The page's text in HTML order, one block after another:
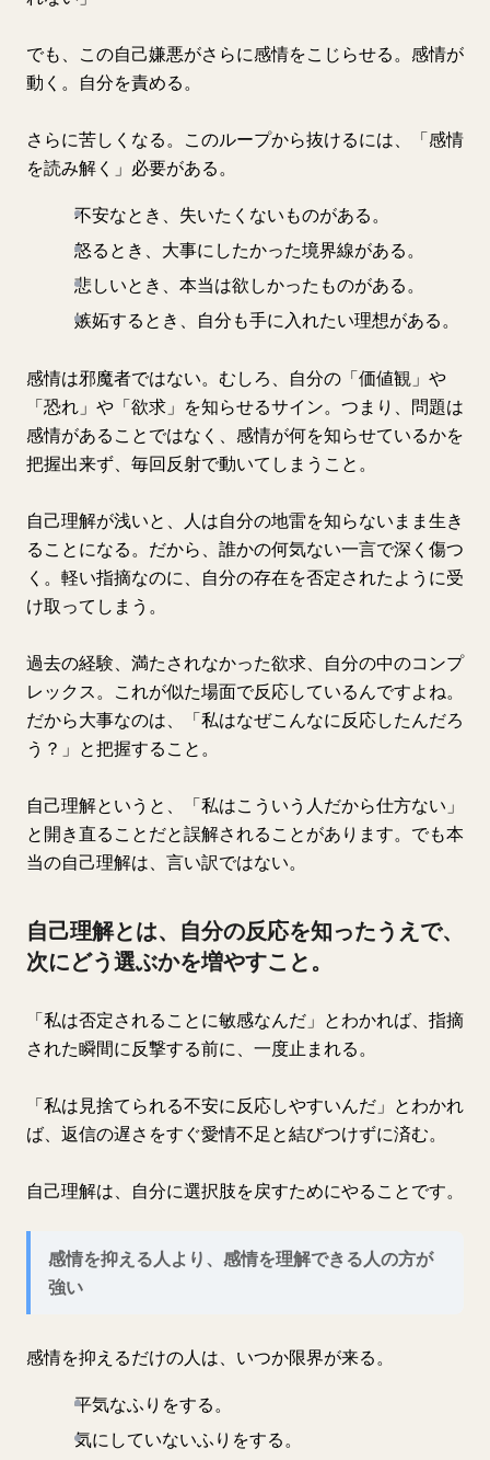
でも、この自己嫌悪がさらに感情をこじらせる。感情が
動く。自分を責める。
さらに苦しくなる。このループから抜けるには、「感情
を読み解く」必要がある。
不安なとき、失いたくないものがある。
怒るとき、大事にしたかった境界線がある。
悲しいとき、本当は欲しかったものがある。
嫉妬するとき、自分も手に入れたい理想がある。
感情は邪魔者ではない。むしろ、自分の「価値観」や
「恐れ」や「欲求」を知らせるサイン。つまり、問題は
感情があることではなく、感情が何を知らせているかを
把握出来ず、毎回反射で動いてしまうこと。
自己理解が浅いと、人は自分の地雷を知らないまま生き
ることになる。だから、誰かの何気ない一言で深く傷つ
く。軽い指摘なのに、自分の存在を否定されたように受
け取ってしまう。
過去の経験、満たされなかった欲求、自分の中のコンプ
レックス。これが似た場面で反応しているんですよね。
だから大事なのは、「私はなぜこんなに反応したんだろ
う？」と把握すること。
自己理解というと、「私はこういう人だから仕方ない」
と開き直ることだと誤解されることがあります。でも本
当の自己理解は、言い訳ではない。
自己理解とは、自分の反応を知ったうえで、
次にどう選ぶかを増やすこと。
「私は否定されることに敏感なんだ」とわかれば、指摘
された瞬間に反撃する前に、一度止まれる。
「私は見捨てられる不安に反応しやすいんだ」とわかれ
ば、返信の遅さをすぐ愛情不足と結びつけずに済む。
自己理解は、自分に選択肢を戻すためにやることです。
感情を抑える人より、感情を理解できる人の方が
強い
感情を抑えるだけの人は、いつか限界が来る。
平気なふりをする。
気にしていないふりをする。